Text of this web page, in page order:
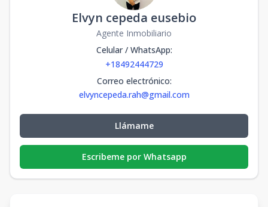
Elvyn cepeda eusebio
Agente Inmobiliario
Celular / WhatsApp:
+18492444729
Correo electrónico:
elvyncepeda.rah@gmail.com
Llámame
Escribeme por Whatsapp